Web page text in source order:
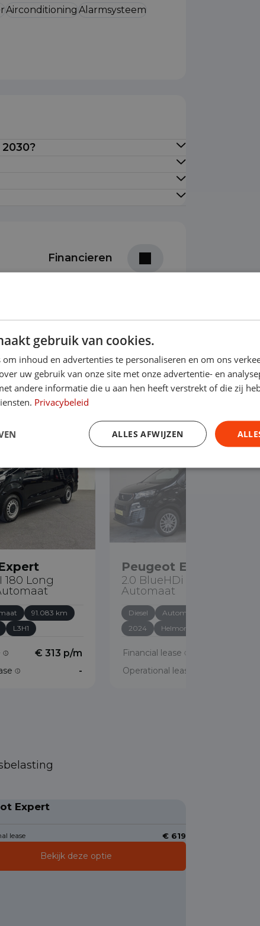
Airconditioning Alarmsysteem
Financieren
180 Long
91.083 km
L3H1
€ 313 p/m
-
€ 23.890
Peugeot Expert
2.0 BlueHDi 145PK L3
Automaat
Diesel Automaat
2024
Helmond
Financial lease
Operational lease
Expert
lease € 619
Bekijk deze optie
gebruik van cookies.
inhoud en advertenties te personaliseren en om ons
uw gebruik van onze site met onze advertentie- en
andere informatie die u aan hen heeft verstrekt of die zij
Privacybeleid
ALLES AFWIJZEN